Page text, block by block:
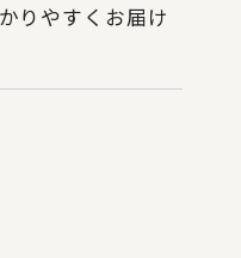
りやすくお届け